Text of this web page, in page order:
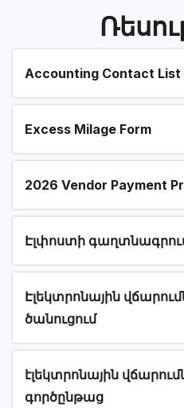
Section heading
Accounting Contact List
Excess Milage Form
2026 Vendor Payment
Էլփոստի
Էլեկտրոնային
ծանուցում
էլեկտրոնային
գործընթաց